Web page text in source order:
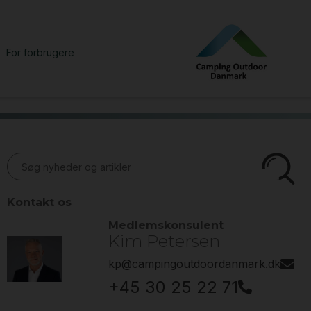
For forbrugere
Kontakt os
Medlemskonsulent
Kim Petersen
kp@campingoutdoordanmark.dk
+45 30 25 22 71